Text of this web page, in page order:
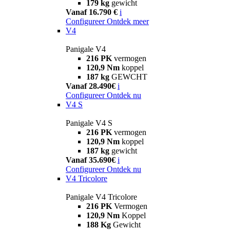
179 kg gewicht
Vanaf 16.790 € i
Configureer Ontdek meer
V4
Panigale V4
216 PK vermogen
120,9 Nm koppel
187 kg GEWCHT
Vanaf 28.490€ i
Configureer Ontdek nu
V4 S
Panigale V4 S
216 PK vermogen
120,9 Nm koppel
187 kg gewicht
Vanaf 35.690€ i
Configureer Ontdek nu
V4 Tricolore
Panigale V4 Tricolore
216 PK Vermogen
120,9 Nm Koppel
188 Kg Gewicht